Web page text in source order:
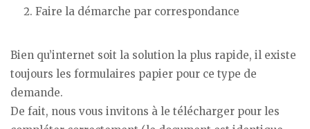
Faire la démarche par correspondance
Bien qu’internet soit la solution la plus rapide, il existe
toujours les formulaires papier pour ce type de
demande.
De fait, nous vous invitons à le télécharger pour les